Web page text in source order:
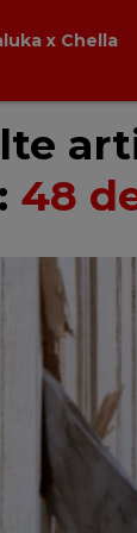
x Chella
48